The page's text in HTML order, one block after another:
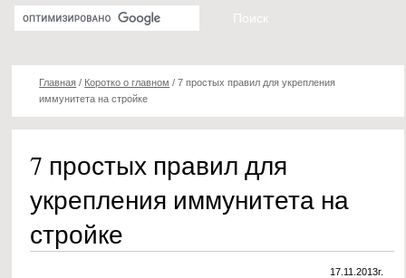
Главная / Коротко о главном /7 простых правил для укрепления
иммунитета на стройке
7 простых правил для
укрепления иммунитета на
стройке
17.11.2013г.